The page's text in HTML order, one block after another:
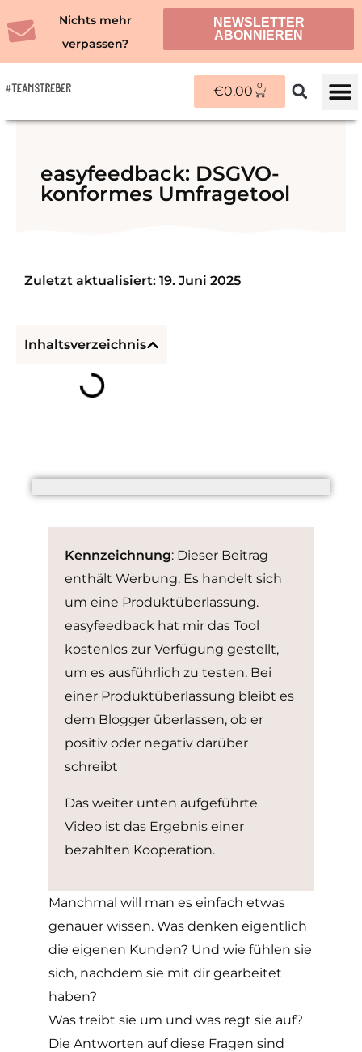
Inhalt
Nichts mehr
verpassen?
NEWSLETTER
ABONNIEREN
€0,00 0
WARENKORB
easyfeedback: DSGVO-
konformes Umfragetool
Zuletzt aktualisiert: 19. Juni 2025
Inhaltsverzeichnis
Kennzeichnung: Dieser Beitrag
enthält Werbung. Es handelt sich
um eine Produktüberlassung.
easyfeedback hat mir das Tool
kostenlos zur Verfügung gestellt,
um es ausführlich zu testen. Bei
einer Produktüberlassung bleibt es
dem Blogger überlassen, ob er
positiv oder negativ darüber
schreibt
Das weiter unten aufgeführte
Video ist das Ergebnis einer
bezahlten Kooperation.
Manchmal will man es einfach etwas
genauer wissen. Was denken eigentlich
die eigenen Kunden? Und wie fühlen sie
sich, nachdem sie mit dir gearbeitet
haben?
Was treibt sie um und was regt sie auf?
Die Antworten auf diese Fragen sind